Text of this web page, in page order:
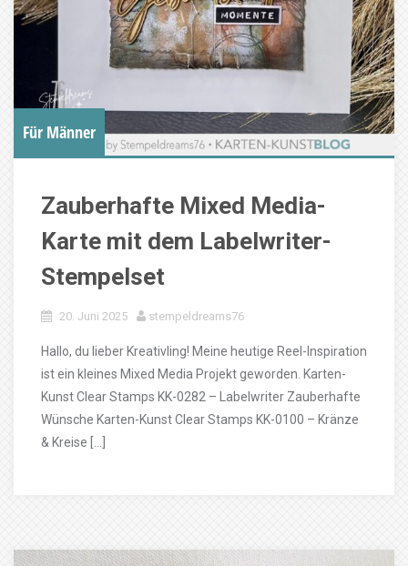
Für Männer
Zauberhafte Mixed Media-
Karte mit dem Labelwriter-
Stempelset
20. Juni 2025 stempeldreams76
Hallo, du lieber Kreativling! Meine heutige Reel-Inspiration
ist ein kleines Mixed Media Projekt geworden. Karten-
Kunst Clear Stamps KK-0282 – Labelwriter Zauberhafte
Wünsche Karten-Kunst Clear Stamps KK-0100 – Kränze
& Kreise […]